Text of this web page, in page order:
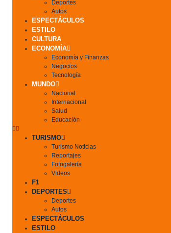
Deportes
Autos
ESPECTÁCULOS
ESTILO
CULTURA
ECONOMÍA
Economía y Finanzas
Negocios
Tecnología
MUNDO
Nacional
Internacional
Salud
Educación
TURISMO
Turismo Noticias
Reportajes
Fotogalería
Videos
F1
DEPORTES
Deportes
Autos
ESPECTÁCULOS
ESTILO